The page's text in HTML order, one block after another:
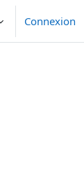
Connexion